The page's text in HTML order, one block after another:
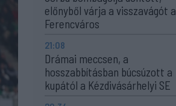
előnyből várja a visszavágót a
Ferencváros
21:08
Drámai meccsen, a
hosszabbításban búcsúzott a
kupától a Kézdivásárhelyi SE